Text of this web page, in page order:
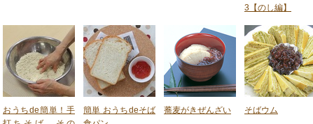
3【のし編】
おうちde簡単！手
簡単 おうちdeそば
蕎麦がきぜんざい そばウム